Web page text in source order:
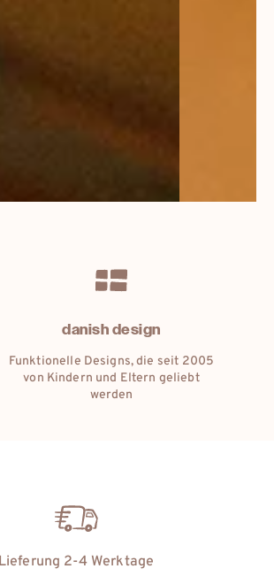
natural materials
Die Geschichte einer Liebe zu den
edelsten Materialien der Natur
Kostenloser Umtausch